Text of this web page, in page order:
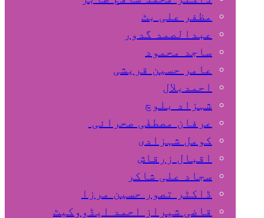
مظفر علی بٹ
عبدالصمد گدور
ساجد محمود
عامر حسین قریشی
اﺣﻤﺪﺑﻼل
شہزاد بلوچ
عرفان مصطفٰی صحرائی
کومل شہزادی
اقبال زرقاش
سجاد علی شاکر
ڈاکٹر تصور حسین مرزا
قاضی شیراز احمد ایڈووکیٹ